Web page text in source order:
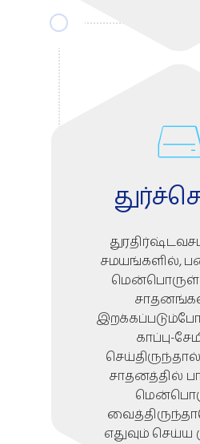
சமயங்களில்,
காப்பு-
சாதனத்தில்
எதுவும் செய்ய